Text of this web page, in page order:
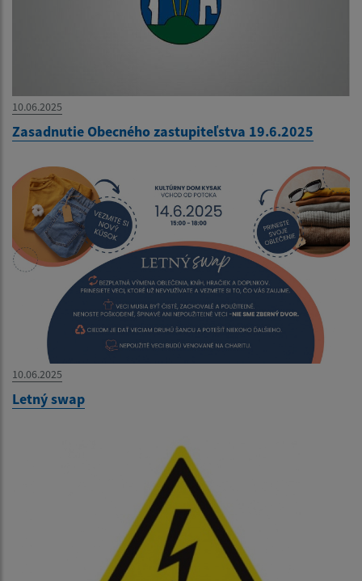
10.06.2025
Zasadnutie Obecného zastupiteľstva 19.6.2025
10.06.2025
Letný swap